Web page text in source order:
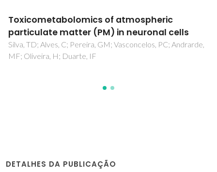
Toxicometabolomics of atmospheric
particulate matter (PM) in neuronal cells
Silva, TD; Alves, C; Pereira, GM; Vasconcelos, PC; Andrarde,
MF; Oliveira, H; Duarte, IF
DETALHES DA PUBLICAÇÃO